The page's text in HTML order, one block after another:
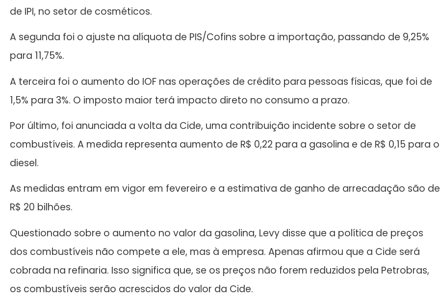
de IPI, no setor de cosméticos.
A segunda foi o ajuste na alíquota de PIS/Cofins sobre a importação, passando de 9,25%
para 11,75%.
A terceira foi o aumento do IOF nas operações de crédito para pessoas físicas, que foi de
1,5% para 3%. O imposto maior terá impacto direto no consumo a prazo.
Por último, foi anunciada a volta da Cide, uma contribuição incidente sobre o setor de
combustíveis. A medida representa aumento de R$ 0,22 para a gasolina e de R$ 0,15 para o
diesel.
As medidas entram em vigor em fevereiro e a estimativa de ganho de arrecadação são de
R$ 20 bilhões.
Questionado sobre o aumento no valor da gasolina, Levy disse que a política de preços
dos combustíveis não compete a ele, mas à empresa. Apenas afirmou que a Cide será
cobrada na refinaria. Isso significa que, se os preços não forem reduzidos pela Petrobras,
os combustíveis serão acrescidos do valor da Cide.